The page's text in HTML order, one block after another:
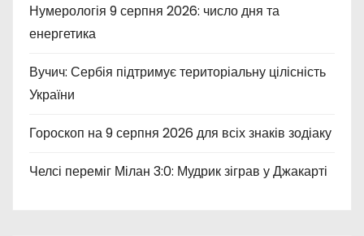
Нумерологія 9 серпня 2026: число дня та
енергетика
Вучич: Сербія підтримує територіальну цілісність
України
Гороскоп на 9 серпня 2026 для всіх знаків зодіаку
Челсі переміг Мілан 3:0: Мудрик зіграв у Джакарті